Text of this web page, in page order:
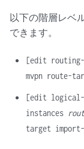
以下の階層レベ
できます。
[edit routing-
mvpn route-
[edit logical-
instances
target